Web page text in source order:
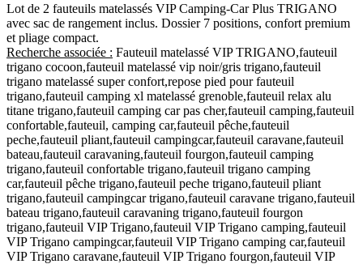
Lot de 2 fauteuils matelassés VIP Camping-Car Plus TRIGANO
avec sac de rangement inclus. Dossier 7 positions, confort premium
et pliage compact.
Recherche associée : Fauteuil matelassé VIP TRIGANO,fauteuil
trigano cocoon,fauteuil matelassé vip noir/gris trigano,fauteuil
trigano matelassé super confort,repose pied pour fauteuil
trigano,fauteuil camping xl matelassé grenoble,fauteuil relax alu
titane trigano,fauteuil camping car pas cher,fauteuil camping,fauteuil
confortable,fauteuil, camping car,fauteuil pêche,fauteuil
peche,fauteuil pliant,fauteuil campingcar,fauteuil caravane,fauteuil
bateau,fauteuil caravaning,fauteuil fourgon,fauteuil camping
trigano,fauteuil confortable trigano,fauteuil trigano camping
car,fauteuil pêche trigano,fauteuil peche trigano,fauteuil pliant
trigano,fauteuil campingcar trigano,fauteuil caravane trigano,fauteuil
bateau trigano,fauteuil caravaning trigano,fauteuil fourgon
trigano,fauteuil VIP Trigano,fauteuil VIP Trigano camping,fauteuil
VIP Trigano campingcar,fauteuil VIP Trigano camping car,fauteuil
VIP Trigano caravane,fauteuil VIP Trigano fourgon,fauteuil VIP